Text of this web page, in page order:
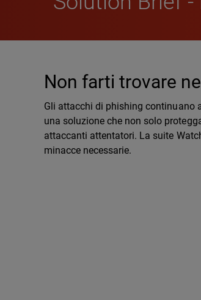
Non farti trovare
Gli attacchi di phishing continuano
una soluzione che non solo
attaccanti attentatori. La suite
minacce necessarie.